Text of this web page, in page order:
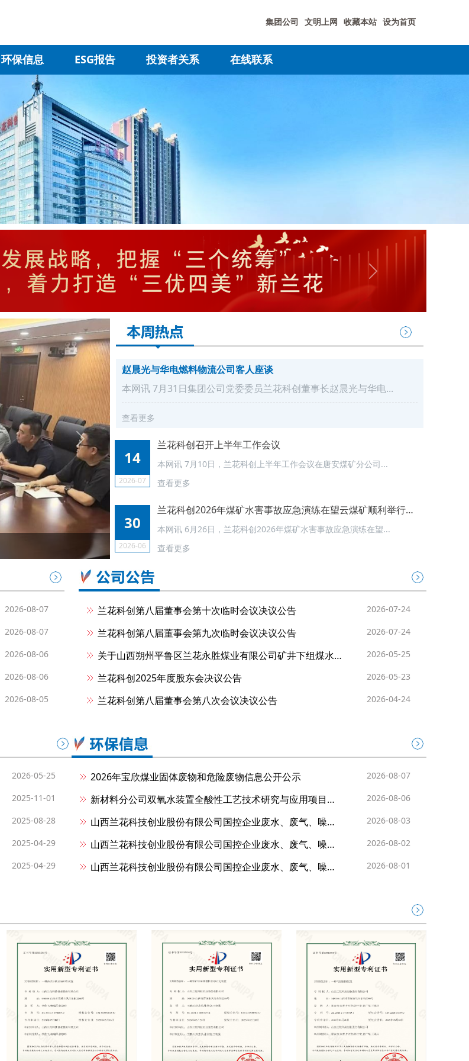
集团公司 文明上网 收藏本站 设为首页
环保信息 ESG报告 投资者关系 在线联系
Next
兰花科创召开上半年工作会议
赵晨光与华电燃料物流公司客人座谈
本网讯 7月31日集团公司党委委员兰花科创董事长赵晨光与华电...
查看更多
14
2026-07
兰花科创召开上半年工作会议
本网讯 7月10日，兰花科创上半年工作会议在唐安煤矿分公司...
查看更多
30
2026-06
兰花科创2026年煤矿水害事故应急演练在望云煤矿顺利举行…
本网讯 6月26日，兰花科创2026年煤矿水害事故应急演练在望...
查看更多
2026-08-07
2026-08-07
2026-08-06
2026-08-06
2026-08-05
兰花科创第八届董事会第十次临时会议决议公告 2026-07-24
兰花科创第八届董事会第九次临时会议决议公告 2026-07-24
关于山西朔州平鲁区兰花永胜煤业有限公司矿井下组煤水… 2026-05-25
兰花科创2025年度股东会决议公告 2026-05-23
兰花科创第八届董事会第八次会议决议公告 2026-04-24
2026-05-25
2025-11-01
2025-08-28
2025-04-29
2025-04-29
2026年宝欣煤业固体废物和危险废物信息公开公示 2026-08-07
新材料分公司双氧水装置全酸性工艺技术研究与应用项目… 2026-08-06
山西兰花科技创业股份有限公司国控企业废水、废气、噪… 2026-08-03
山西兰花科技创业股份有限公司国控企业废水、废气、噪… 2026-08-02
山西兰花科技创业股份有限公司国控企业废水、废气、噪… 2026-08-01